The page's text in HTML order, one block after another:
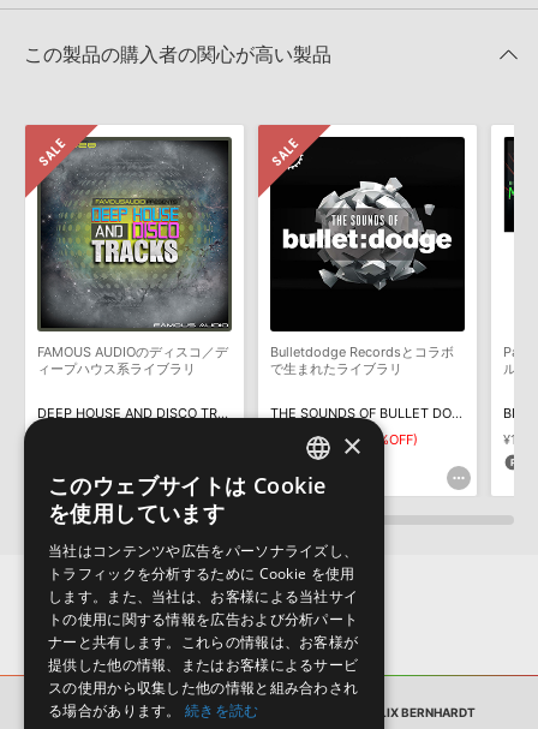
きます際には、NTFSやHFS＋でフォーマットされたHDDをご用意
いただく必要がございます。
知らせするメールの2通が送信されます。メールに記載されており
ます説明に沿って、製品のダウンロード／導入を行って下さい。
サンプルパック製品には、原則として日本語版操作マニュアルをご
用意しておりません。ご購入後のご不明点や詳細に関するお問い合
わせなどはテクニカルサポート
までご連絡ください。
デモソングは、製品収録サウンドを使ってできることを紹介するた
めのデモンストレーション用の楽曲です。原則として、デモソング
そのものをお使いいただくことはできません。また、デモソングを
構成する全てのサウンドが、サンプルパックに含まれていることを
保証するものではありません。
しかねます。
2022.06.06
2022.06.06
2022.06.06
Reason Studios社「Reason」及び関連ソフトでのプリセット追
加方法
2022.01.21
KONTAKT ライブラリのロード方法（Native Access 非対応製
品）
マークのついた情報は、該当する製品のご購入ユーザー様専用となって
おります。ご覧頂くには、該当する製品をご購入頂く必要がございます。
MINIMAL SYNTHETIC BY FELIX BERNHARDTのサポート情報
この製品の購入者の関心が高い製品
FAMOUS AUDIOのディスコ／デ
ィープハウス系ライブラリ
DEEP HOUSE AND DISCO TRACKS
Bulletdodge Recordsとコラボ
で生まれたライブラリ
THE SOUNDS OF BULLET DODGE
¥5,302 ¥3,711(30%OFF)
111pt
ル音
サンプルパック MINIMAL SYNTHETIC BY FELIX BERNHARDT
ENGLISH
×
このウェブサイトは Cookie
を使用しています
当社はコンテンツや広告をパーソナライズし、
トラフィックを分析するために Cookie を使用
します。また、当社は、お客様による当社サイ
トの使用に関する情報を広告および分析パート
ナーと共有します。これらの情報は、お客様が
提供した他の情報、またはお客様によるサービ
スの使用から収集した他の情報と組み合わされ
る場合があります。
続きを読む